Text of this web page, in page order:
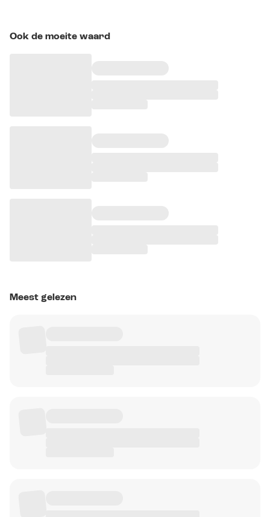
Ook de moeite waard
Meest gelezen